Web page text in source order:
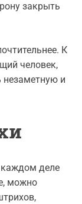
закрыть
К
человек,
и
каждом деле
можно